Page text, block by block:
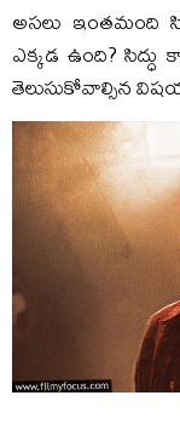
అసలు ఇంతమంది
ఎక్కడ ఉంది?
తెలుసుకోవాల్సిన